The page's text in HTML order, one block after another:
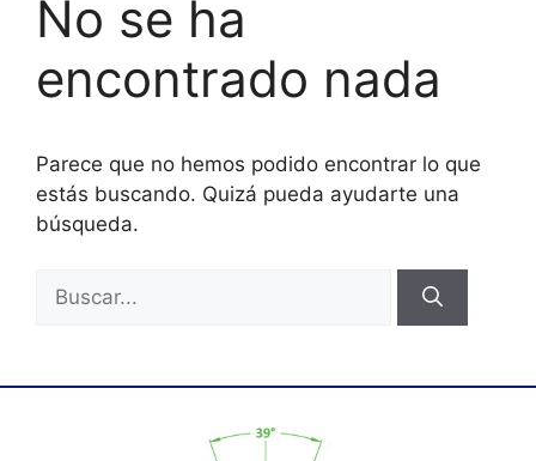
No se ha
encontrado nada
Parece que no hemos podido encontrar lo que
estás buscando. Quizá pueda ayudarte una
búsqueda.
Buscar: